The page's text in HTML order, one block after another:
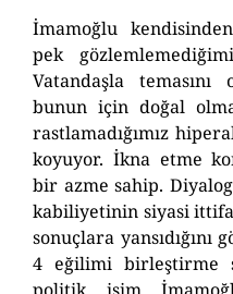
İmamoğlu
pek
Vatandaşla
bunun için doğal
rastlamadığımız
koyuyor. İkna etme
bir azme sahip.
kabiliyetinin siyasi
sonuçlara yansıdığını
4 eğilimi birleştirme